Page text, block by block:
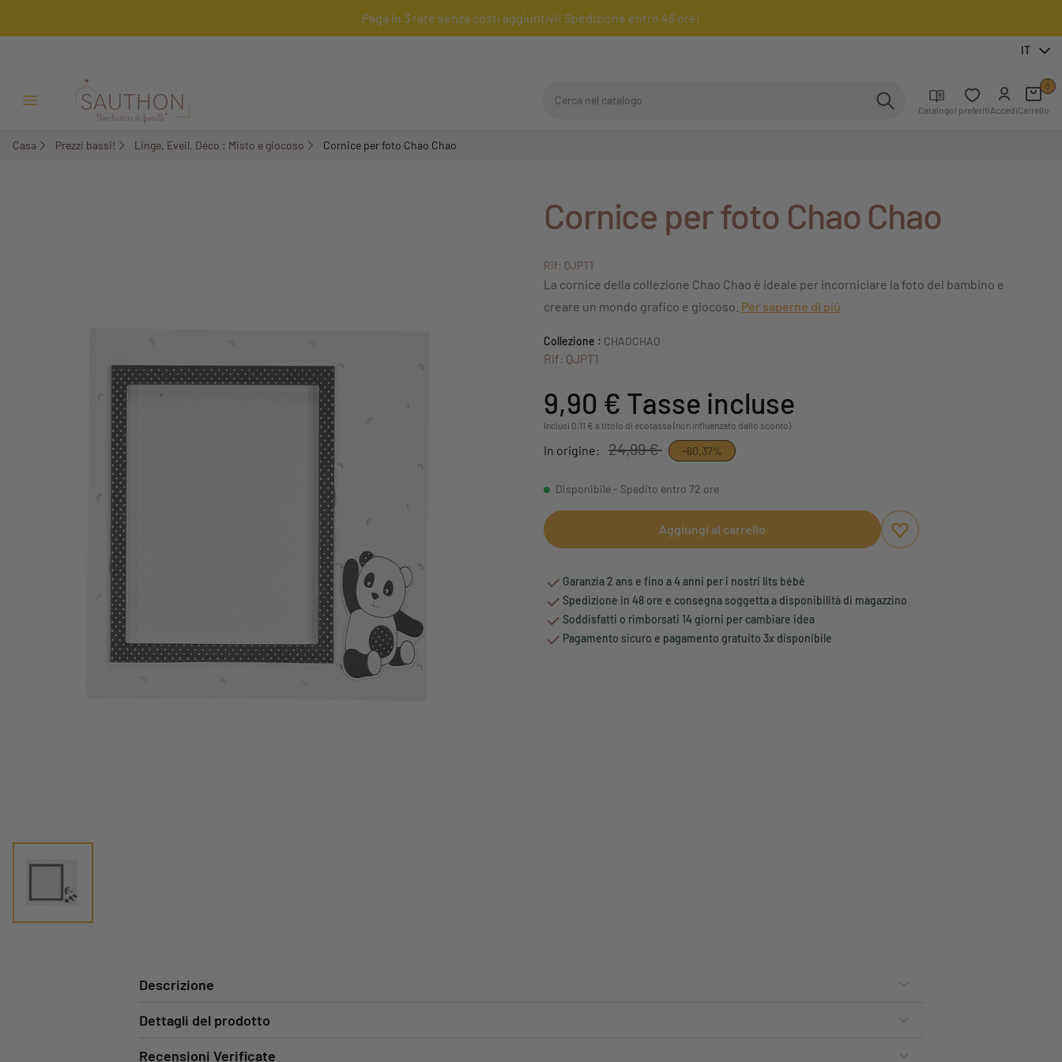
Paga in 3 rate senza costi aggiuntivi! Spedizione entro 48 ore!
IT
Menu Apri/Chiudi CatalogoI preferitiAccediCarrello
0
Casa Prezzi bassi! Linge, Eveil, Déco : Misto e giocoso Cornice per foto Chao Chao
Cornice per foto Chao Chao
Rif: QJPT1
La cornice della collezione Chao Chao è ideale per incorniciare la foto del bambino e
creare un mondo grafico e giocoso. Per saperne di più
Collezione : CHAOCHAO
Rif: QJPT1
9,90 € Tasse incluse
Inclusi 0,11 € a titolo di ecotassa (non influenzato dallo sconto)
In origine: 24,99 € -60,37%
Disponibile - Spedito entro 72 ore
Aggiungi al carrello
Aggiungi ai preferiti
Rimuovi dai preferiti
Garanzia 2 ans e fino a 4 anni per i nostri lits bébé
Spedizione in 48 ore e consegna soggetta a disponibilità di magazzino
Soddisfatti o rimborsati 14 giorni per cambiare idea
Pagamento sicuro e pagamento gratuito 3x disponibile
Descrizione
Dettagli del prodotto
Recensioni Verificate